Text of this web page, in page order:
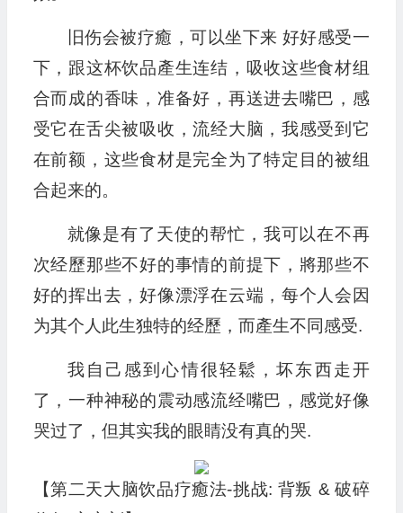
旧伤会被疗癒，可以坐下来 好好感受一
下，跟这杯饮品產生连结，吸收这些食材组
合而成的香味，准备好，再送进去嘴巴，感
受它在舌尖被吸收，流经大脑，我感受到它
在前额，这些食材是完全为了特定目的被组
合起来的。
就像是有了天使的帮忙，我可以在不再
次经歷那些不好的事情的前提下，將那些不
好的挥出去，好像漂浮在云端，每个人会因
为其个人此生独特的经歷，而產生不同感受.
我自己感到心情很轻鬆，坏东西走开
了，一种神秘的震动感流经嘴巴，感觉好像
哭过了，但其实我的眼睛没有真的哭.
【第二天大脑饮品疗癒法-挑战: 背叛 & 破碎